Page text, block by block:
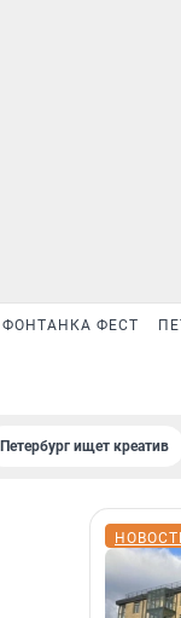
ФЕСТ
Петербург ищет креатив